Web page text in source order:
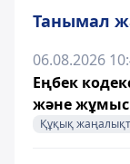
Танымал
06.08.2026
Еңбек
және жұмыс
Құқық